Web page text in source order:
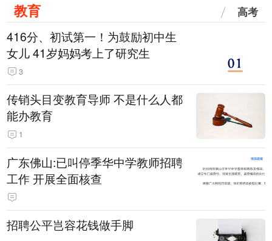
教育 高考
416分、初试第一！为鼓励初中生
女儿 41岁妈妈考上了研究生
3
传销头目变教育导师 不是什么人都
能办教育
1
广东佛山:已叫停季华中学教师招聘
工作 开展全面核查
招聘公平岂容花钱做手脚